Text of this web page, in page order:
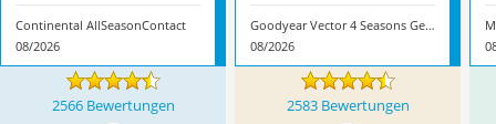
Continental AllSeasonContact
08/2026
Goodyear Vector 4 Seasons Gen-3
08/2026
2566 Bewertungen 2583 Bewertungen